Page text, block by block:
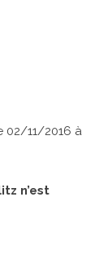
02/11/2016 à
n’est